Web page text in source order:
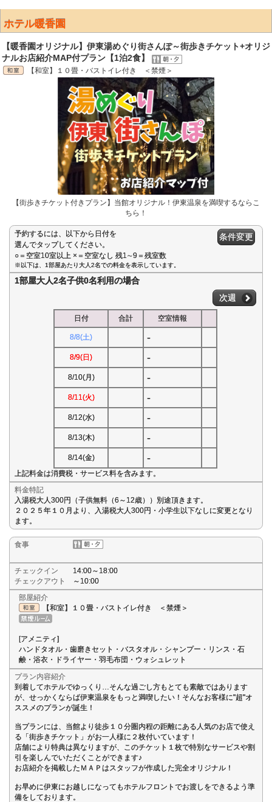
ホテル暖香園
【暖香園オリジナル】伊東湯めぐり街さんぽ～街歩きチケット+オリジ
ナルお店紹介MAP付プラン【1泊2食】
【和室】１０畳・バストイレ付き ＜禁煙＞
【街歩きチケット付きプラン】当館オリジナル！伊東温泉を満喫するならこ
ちら！
予約するには、以下から日付を
選んでタップしてください。
○＝空室10室以上 ×＝空室なし 残1∼9＝残室数
条件変更
※以下は、1部屋あたり大人2名での料金を表示しています。
1部屋大人2名子供0名利用の場合
次週
日付 合計 空室情報
8/8(土) -
8/9(日) -
8/10(月) -
8/11(火) -
8/12(水) -
8/13(木) -
8/14(金) -
上記料金は消費税・サービス料を含みます。
料金特記
入湯税大人300円（子供無料（6～12歳））別途頂きます。
２０２５年１０月より、入湯税大人300円・小学生以下なしに変更となり
ます。
食事
チェックイン
14:00～18:00
チェックアウト
～10:00
部屋紹介
【和室】１０畳・バストイレ付き ＜禁煙＞
[アメニティ]
ハンドタオル・歯磨きセット・バスタオル・シャンプー・リンス・石
鹸・浴衣・ドライヤー・羽毛布団・ウォシュレット
プラン内容紹介
到着してホテルでゆっくり…そんな過ごし方もとても素敵ではあります
が、せっかくならば伊東温泉をもっと満喫したい！そんなお客様に"超"オ
ススメのプランが誕生！
当プランには、当館より徒歩１０分圏内程の距離にある人気のお店で使え
る「街歩きチケット」がお一人様に２枚付いています！
店舗により特典は異なりますが、このチケット１枚で特別なサービスや割
引を楽しんでいただくことができます♪
お店紹介を掲載したＭＡＰはスタッフが作成した完全オリジナル！
お早めに伊東にお越しになってもホテルフロントでお渡しをできるよう準
備をしております。